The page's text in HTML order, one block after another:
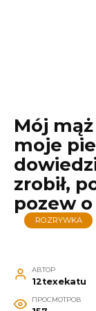
Mój
moje
zrobił,
pozew
ROZRYWKA
АВТОР
12texekatu
ПРОСМОТРОВ